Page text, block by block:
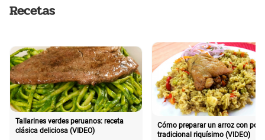
Recetas
Tallarines verdes peruanos: receta
clásica deliciosa (VIDEO)
Cómo preparar un arroz con pollo
tradicional riquísimo (VIDEO)